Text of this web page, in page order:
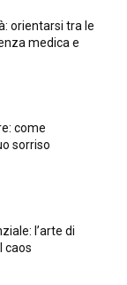
orientarsi tra le
medica e
come
sorriso
l’arte di
caos